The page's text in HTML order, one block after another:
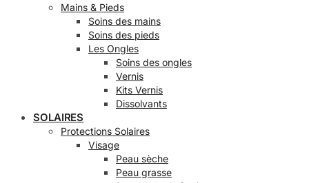
Mains & Pieds
Soins des mains
Soins des pieds
Les Ongles
Soins des ongles
Vernis
Kits Vernis
Dissolvants
SOLAIRES
Protections Solaires
Visage
Peau sèche
Peau grasse